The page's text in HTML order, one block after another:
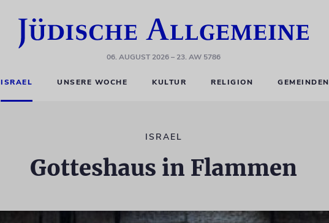
06. AUGUST 2026– 23. AW 5786
ISRAEL UNSERE WOCHE KULTUR RELIGION GEMEINDEN
ISRAEL
Gotteshaus in Flammen